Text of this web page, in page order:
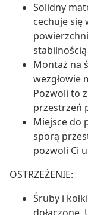
Solidny
cechuje się
Montaż na
wezgłowie
Pozwoli to
przestrzeń
Miejsce do
sporą
pozwoli Ci
OSTRZEŻENIE:
Śruby i